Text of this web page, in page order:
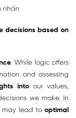
nhân
decisions based on
. While logic offers
and assessing
into our values,
we make. In
may lead tooptimal